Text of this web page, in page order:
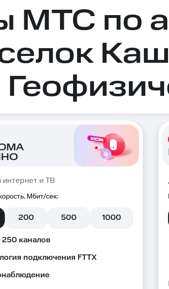
МТС по
и ТВ
Мбит/сек:
200 500 1000
250 каналов
подключения FTTX